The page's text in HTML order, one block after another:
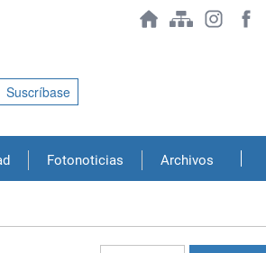
Fotonoticias Archivos
Suscríbase